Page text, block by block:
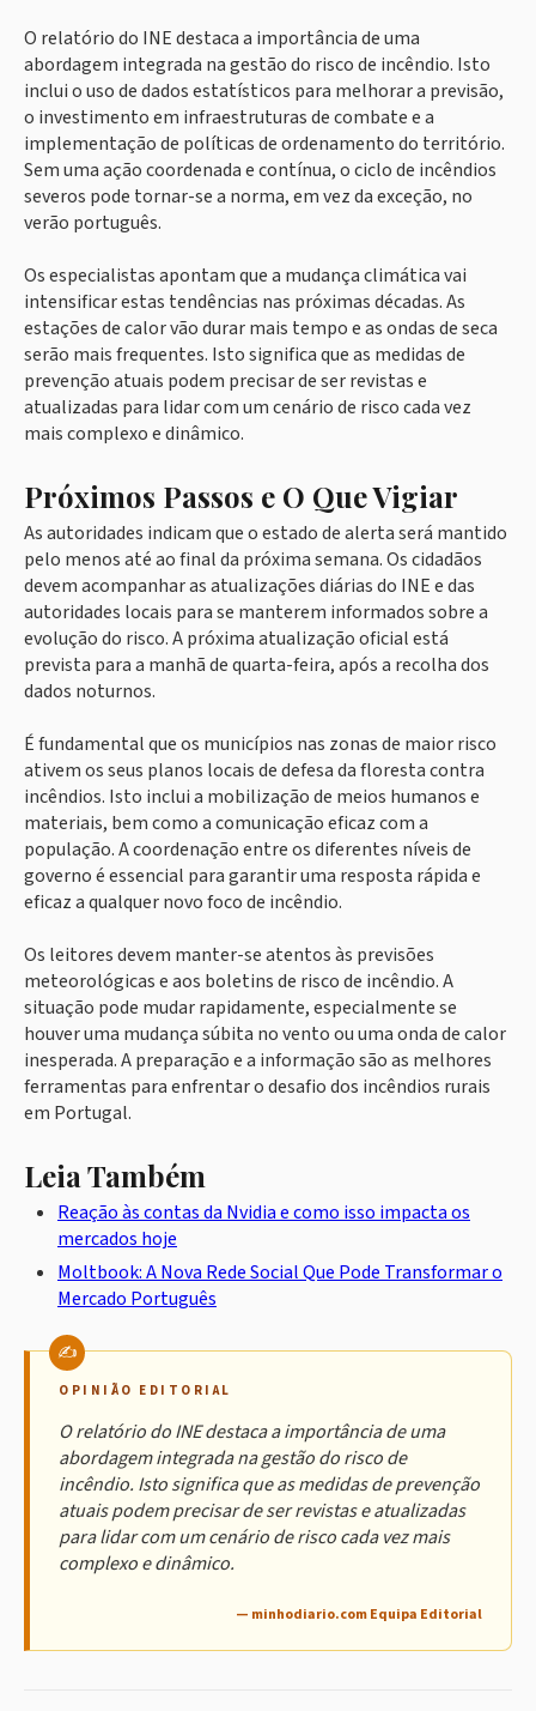
O relatório do INE destaca a importância de uma
abordagem integrada na gestão do risco de incêndio. Isto
inclui o uso de dados estatísticos para melhorar a previsão,
o investimento em infraestruturas de combate e a
implementação de políticas de ordenamento do território.
Sem uma ação coordenada e contínua, o ciclo de incêndios
severos pode tornar-se a norma, em vez da exceção, no
verão português.
Os especialistas apontam que a mudança climática vai
intensificar estas tendências nas próximas décadas. As
estações de calor vão durar mais tempo e as ondas de seca
serão mais frequentes. Isto significa que as medidas de
prevenção atuais podem precisar de ser revistas e
atualizadas para lidar com um cenário de risco cada vez
mais complexo e dinâmico.
Próximos Passos e O Que Vigiar
As autoridades indicam que o estado de alerta será mantido
pelo menos até ao final da próxima semana. Os cidadãos
devem acompanhar as atualizações diárias do INE e das
autoridades locais para se manterem informados sobre a
evolução do risco. A próxima atualização oficial está
prevista para a manhã de quarta-feira, após a recolha dos
dados noturnos.
É fundamental que os municípios nas zonas de maior risco
ativem os seus planos locais de defesa da floresta contra
incêndios. Isto inclui a mobilização de meios humanos e
materiais, bem como a comunicação eficaz com a
população. A coordenação entre os diferentes níveis de
governo é essencial para garantir uma resposta rápida e
eficaz a qualquer novo foco de incêndio.
Os leitores devem manter-se atentos às previsões
meteorológicas e aos boletins de risco de incêndio. A
situação pode mudar rapidamente, especialmente se
houver uma mudança súbita no vento ou uma onda de calor
inesperada. A preparação e a informação são as melhores
ferramentas para enfrentar o desafio dos incêndios rurais
em Portugal.
Leia Também
Reação às contas da Nvidia e como isso impacta os
mercados hoje
Moltbook: A Nova Rede Social Que Pode Transformar o
Mercado Português
OPINIÃO EDITORIAL
O relatório do INE destaca a importância de uma
abordagem integrada na gestão do risco de
incêndio. Isto significa que as medidas de prevenção
atuais podem precisar de ser revistas e atualizadas
para lidar com um cenário de risco cada vez mais
complexo e dinâmico.
— minhodiario.com Equipa Editorial